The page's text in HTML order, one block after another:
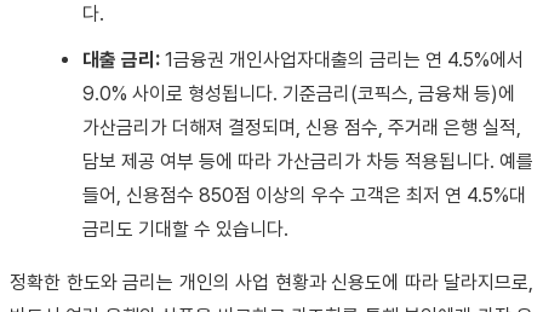
다.
대출 금리: 1금융권 개인사업자대출의 금리는 연 4.5%에서
9.0% 사이로 형성됩니다. 기준금리(코픽스, 금융채 등)에
가산금리가 더해져 결정되며, 신용 점수, 주거래 은행 실적,
담보 제공 여부 등에 따라 가산금리가 차등 적용됩니다. 예를
들어, 신용점수 850점 이상의 우수 고객은 최저 연 4.5%대
금리도 기대할 수 있습니다.
정확한 한도와 금리는 개인의 사업 현황과 신용도에 따라 달라지므로,